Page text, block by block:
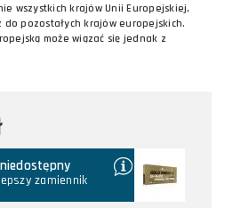
wszystkich krajów Unii Europejskiej,
pozostałych krajów europejskich.
może wiązać się jednak z
zamiennik